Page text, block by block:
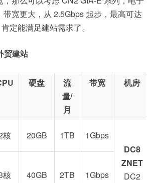
宽更大，从 2.5Gbps 起步，最高可达
定能满足建站需求了。
贸建站
硬盘
流
量/
月
带宽 机房
核 20GB 1TB
1Gbps
DC8
ZNET
DC2
核 40GB 2TB 1Gbps